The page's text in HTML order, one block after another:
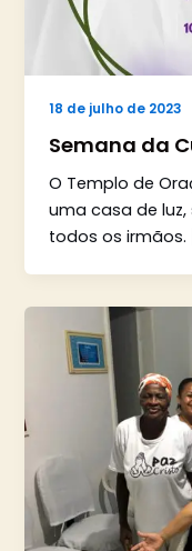
18 de julho de 2023
Semana da
O Templo de
uma casa de
todos os irmãos.